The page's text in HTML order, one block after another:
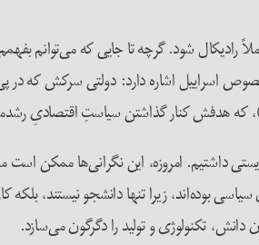
رادیکال شود. گرچه تا جایی که می‌توانم
اسراییل اشاره دارد: دولتی سرکش که
که هدفش کنار گذاشتن سیاستِ اقتصادیِ
داشتیم. امروزه‌، این نگرانی‌ها
زیرا تنها دانشجو نیستند، بلکه
دانش، تکنولوژی و تولید را دگرگون می‌سازد.